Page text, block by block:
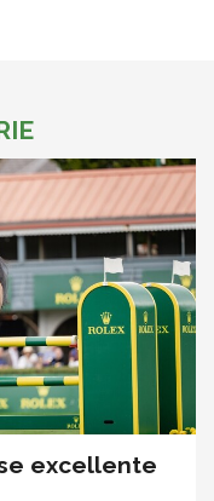
excellente